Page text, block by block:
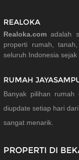
REALOKA
Realoka.com adalah
properti rumah,
seluruh Indonesia sejak
RUMAH
Banyak pilihan
diupdate setiap hari
sangat menarik.
PROPERTI DI